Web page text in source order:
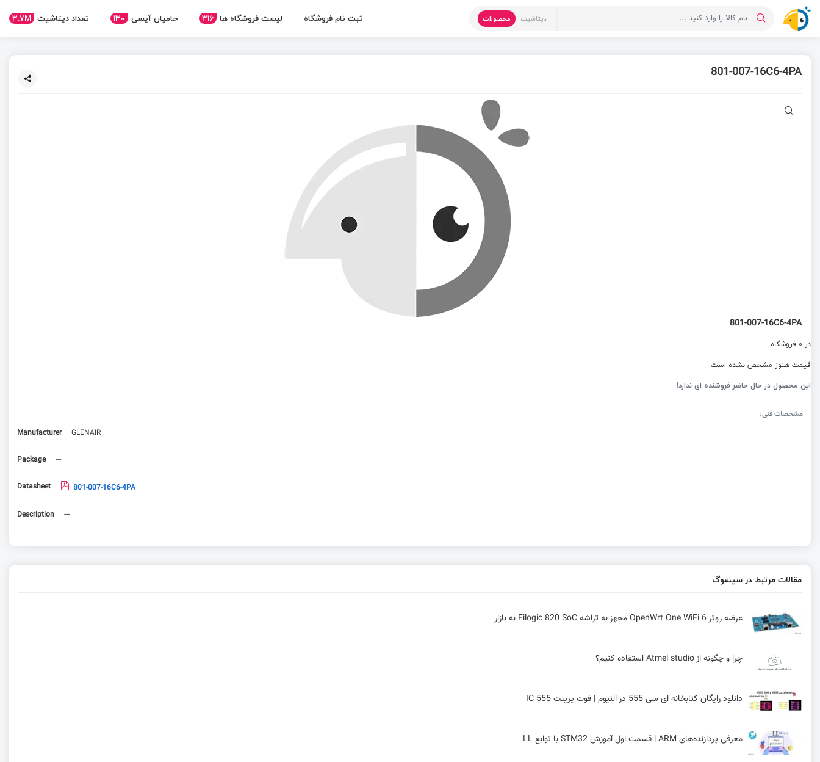
دیتاشیت محصولات ثبت نام فروشگاه لیست فروشگاه ها 316 حامیان آیسی 130 تعداد دیتاشیت 3.7M
801-007-16C6-4PA
801-007-16C6-4PA
در 0 فروشگاه
قیمت هنوز مشخص نشده است
این محصول در حال حاضر فروشنده ای ندارد!
مشخصات فنی:
Manufacturer
GLENAIR
Package ---
Datasheet 801-007-16C6-4PA
Description ---
مقالات مرتبط در سیسوگ
عرضه روتر OpenWrt One WiFi 6 مجهز به تراشه Filogic 820 SoC به بازار
چرا و چگونه از Atmel studio استفاده کنیم؟
دانلود رایگان کتابخانه ای سی 555 در التیوم | فوت پرینت IC 555
معرفی پردازنده‌های ARM | قسمت اول آموزش STM32 با توابع LL